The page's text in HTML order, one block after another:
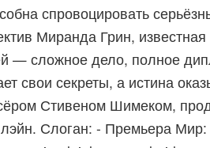
спровоцировать
Миранда Грин,
— сложное дело, полное
свои секреты, а истина
Стивеном Шимеком,
Слоган: - Премьера